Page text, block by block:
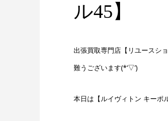
ル45】
出張買取専門店【リユースシ
難うございます(*‘▽’)
本日は【ルイヴィトン キーポ